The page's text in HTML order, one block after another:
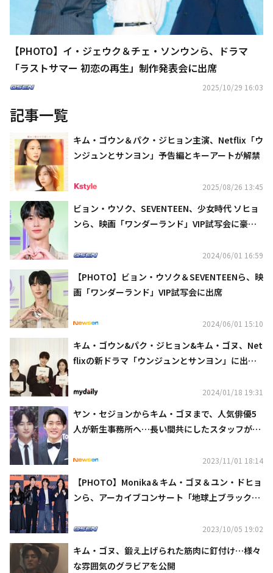
【PHOTO】イ・ジェウク＆チェ・ソンウンら、ドラマ
「ラストサマー 初恋の再生」制作発表会に出席
2025/10/29 16:03
記事一覧
キム・ゴウン＆パク・ジヒョン主演、Netflix「ウ
ンジュンとサンヨン」予告編とキーアートが解禁
2025/08/26 13:45
ビョン・ウソク、SEVENTEEN、少女時代 ソヒョ
ンら、映画「ワンダーランド」VIP試写会に豪華
2024/06/01 16:59
【PHOTO】ビョン・ウソク＆SEVENTEENら、映
画「ワンダーランド」VIP試写会に出席
2024/06/01 15:10
キム・ゴウン&パク・ジヒョン&キム・ゴヌ、Net
flixの新ドラマ「ウンジュンとサンヨン」に出演
2024/01/18 19:31
ヤン・セジョンからキム・ゴヌまで、人気俳優5
人が新生事務所へ…長い間共にしたスタッフが設
2023/11/01 18:14
【PHOTO】Monika＆キム・ゴヌ＆ユン・ドヒョ
ンら、アーカイブコンサート「地球上ブラックボ
2023/10/05 19:02
キム・ゴヌ、鍛え上げられた筋肉に釘付け…様々
な雰囲気のグラビアを公開